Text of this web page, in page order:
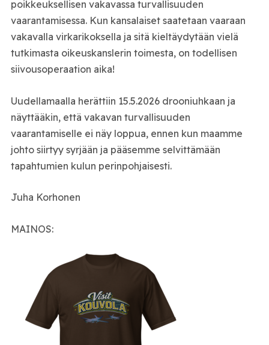
poikkeuksellisen vakavassa turvallisuuden
vaarantamisessa. Kun kansalaiset saatetaan vaaraan
vakavalla virkarikoksella ja sitä kieltäydytään vielä
tutkimasta oikeuskanslerin toimesta, on todellisen
siivousoperaation aika!
Uudellamaalla herättiin 15.5.2026 drooniuhkaan ja
näyttääkin, että vakavan turvallisuuden
vaarantamiselle ei näy loppua, ennen kun maamme
johto siirtyy syrjään ja pääsemme selvittämään
tapahtumien kulun perinpohjaisesti.
Juha Korhonen
MAINOS: